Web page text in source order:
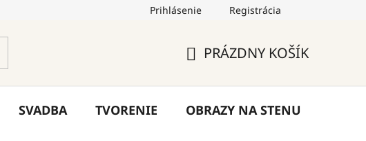
Hodnotenie obchodu Blog Kontakty
Prihlásenie Registrácia
KOŠÍK
PRÁZDNY KOŠÍK
SVADBA TVORENIE OBRAZY NA STENU